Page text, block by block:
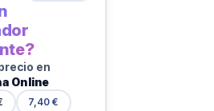
en
Online
7,40 €